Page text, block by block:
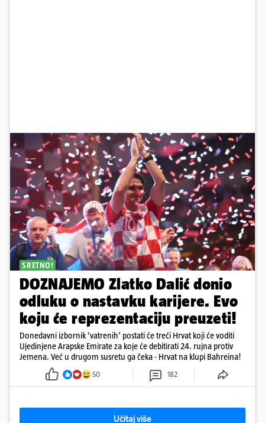
SRETNO!
DOZNAJEMO Zlatko Dalić donio
odluku o nastavku karijere. Evo
koju će reprezentaciju preuzeti!
Donedavni izbornik 'vatrenih' postati će treći Hrvat koji će voditi
Ujedinjene Arapske Emirate za koje će debitirati 24. rujna protiv
Jemena. Već u drugom susretu ga čeka - Hrvat na klupi Bahreina!
50 182
Učitaj više